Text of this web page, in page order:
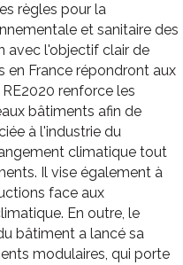
règles pour la
et sanitaire des
avec l'objectif clair de
en France répondront aux
renforce les
bâtiments afin de
à l'industrie du
climatique tout
Il vise également à
face aux
En outre, le
bâtiment a lancé sa
modulaires, qui porte